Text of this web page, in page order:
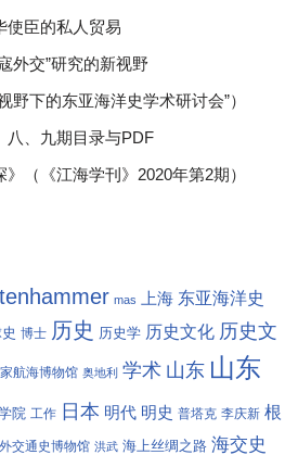
使臣的私人贸易
外交”研究的新视野
野下的东亚海洋史学术研讨会”）
八、九期目录与PDF
》（《江海学刊》2020年第2期）
mas 上海 东亚海洋史
博士 历史 历史学 历史文化 历史文
航海博物馆 奥地利 学术 山东 山东
院 工作 日本 明代 明史 普塔克 李庆新 根
交通史博物馆 洪武 海上丝绸之路 海交史